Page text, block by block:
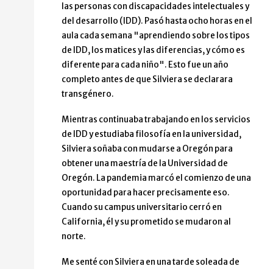
las personas con discapacidades intelectuales y
del desarrollo (IDD). Pasó hasta ocho horas en el
aula cada semana "aprendiendo sobre los tipos
de IDD, los matices y las diferencias, y cómo es
diferente para cada niño". Esto fue un año
completo antes de que Silviera se declarara
transgénero.
Mientras continuaba trabajando en los servicios
de IDD y estudiaba filosofía en la universidad,
Silviera soñaba con mudarse a Oregón para
obtener una maestría de la Universidad de
Oregón. La pandemia marcó el comienzo de una
oportunidad para hacer precisamente eso.
Cuando su campus universitario cerró en
California, él y su prometido se mudaron al
norte.
Me senté con Silviera en una tarde soleada de